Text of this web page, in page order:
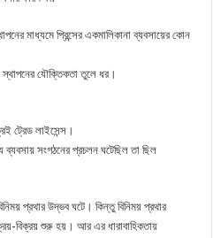
মাধ্যমে প্রিন্সের একমালিকানা ব্যবসায়ের কোন
স্থাপনের যৌক্তিকতা তুলে ধর।
ট্রেড লাইসেন্স।
ব্যবসায় সংগঠনের প্রচলন ঘটেছিল তা ছিল
প্রথার উদ্ভব ঘটে। কিন্তু বিনিময় প্রথার
বিক্রয় শুরু হয়। আর এর ধারাবাহিকতায়